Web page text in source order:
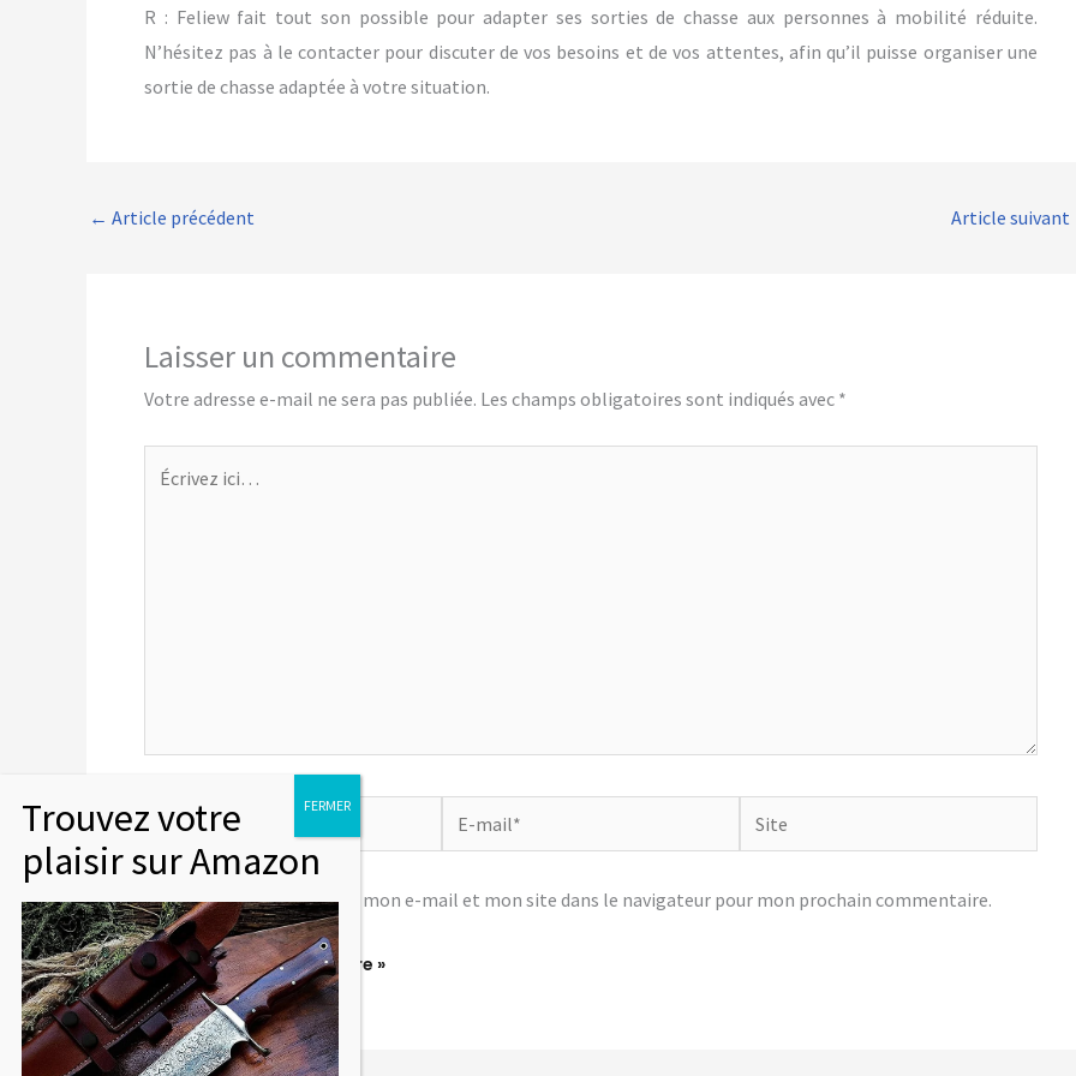
R : Feliew fait tout son possible pour adapter ses sorties de chasse aux personnes à mobilité réduite.
N’hésitez pas à le contacter pour discuter de vos besoins et de vos attentes, afin qu’il puisse organiser une
sortie de chasse adaptée à votre situation.
← Article précédent Article suivant
Laisser un commentaire
Votre adresse e-mail ne sera pas publiée. Les champs obligatoires sont indiqués avec *
Nom*
mail*
Site
Enregistrer mon nom, mon e-mail et mon site dans le navigateur pour mon prochain commentaire.